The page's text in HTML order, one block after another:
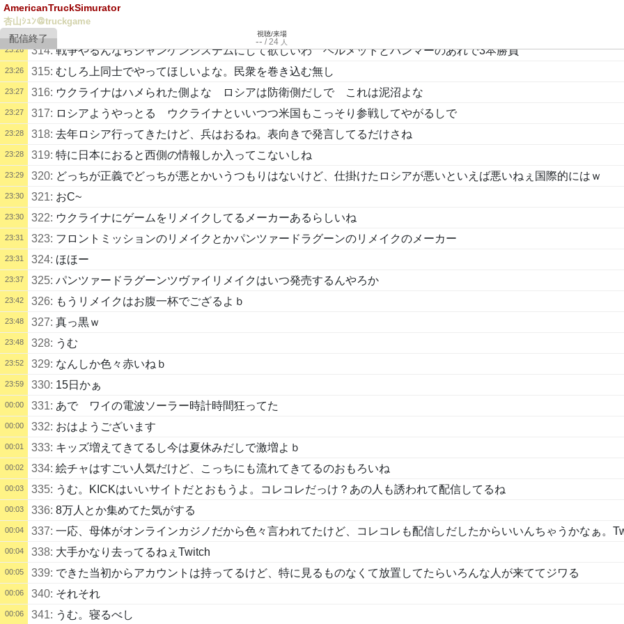
AmericanTruckSimurator
杏山ｼｭﾝ＠truckgame
視聴/来場
-- / 24 人
23:25 312:それな
23:25 313:それそれ。分かち合いができたら一切起きないのだけど強欲奴がいつの時代もいよるからなぁ
23:26 314:戦争やるんならジャンケンシステムにして欲しいわ ヘルメットとハンマーのあれで3本勝負
23:26 315: むしろ上同士でやってほしいよな。民衆を巻き込む無し
23:27 316: ウクライナはハメられた側よな ロシアは防衛側だしで これは泥沼よな
23:27 317: ロシアようやっとる ウクライナといいつつ米国もこっそり参戦してやがるしで
23:28 318: 去年ロシア行ってきたけど、兵はおるね。表向きで発言してるだけさね
23:28 319: 特に日本におると西側の情報しか入ってこないしね
23:29 320: どっちが正義でどっちが悪とかいうつもりはないけど、仕掛けたロシアが悪いといえば悪いねぇ国際的にはｗ
23:30 321: おC~
23:30 322: ウクライナにゲームをリメイクしてるメーカーあるらしいね
23:31 323: フロントミッションのリメイクとかパンツァードラグーンのリメイクのメーカー
23:31 324: ほほー
23:37 325: パンツァードラグーンツヴァイリメイクはいつ発売するんやろか
23:42 326: もうリメイクはお腹一杯でござるよｂ
23:48 327: 真っ黒ｗ
23:48 328: うむ
23:52 329: なんしか色々赤いねｂ
23:59 330: 15日かぁ
00:00 331: あで ワイの電波ソーラー時計時間狂ってた
00:00 332: おはようございます
00:01 333: キッズ増えてきてるし今は夏休みだしで激増よｂ
00:02 334: 絵チャはすごい人気だけど、こっちにも流れてきてるのおもろいね
00:03 335: うむ。KICKはいいサイトだとおもうよ。コレコレだっけ？あの人も誘われて配信してるね
00:03 336: 8万人とか集めてた気がする
00:04 337: 一応、母体がオンラインカジノだから色々言われてたけど、コレコレも配信しだしたからいいんちゃうかなぁ。
00:04 338: 大手かなり去ってるねぇTwitch
00:05 339: できた当初からアカウントは持ってるけど、特に見るものなくて放置してたらいろんな人が来ててジワる
00:06 340: それそれ
00:06 341: うむ。寝るべし